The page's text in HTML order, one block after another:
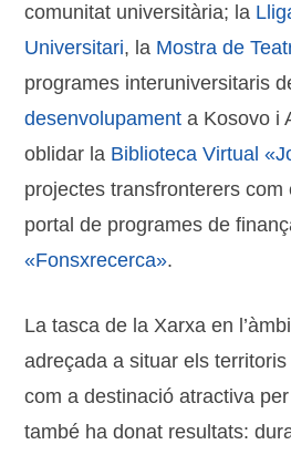
comunitat universitària; la
Universitari, la Mostra de
programes interuniversitaris
desenvolupament a Kosovo i
oblidar la Biblioteca Virtual
projectes transfronterers com
portal de programes de
«Fonsxrecerca».
La tasca de la Xarxa en
adreçada a situar els
com a destinació atractiva
també ha donat resultats: